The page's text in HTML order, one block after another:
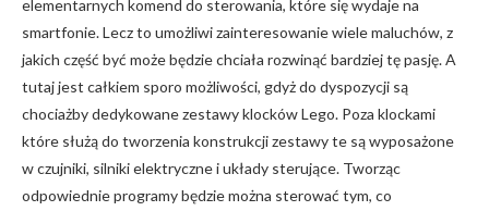
elementarnych komend do sterowania, które się wydaje na
smartfonie. Lecz to umożliwi zainteresowanie wiele maluchów, z
jakich część być może będzie chciała rozwinąć bardziej tę pasję. A
tutaj jest całkiem sporo możliwości, gdyż do dyspozycji są
chociażby dedykowane zestawy klocków Lego. Poza klockami
które służą do tworzenia konstrukcji zestawy te są wyposażone
w czujniki, silniki elektryczne i układy sterujące. Tworząc
odpowiednie programy będzie można sterować tym, co